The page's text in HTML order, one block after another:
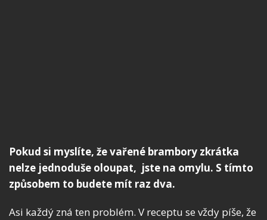
Pokud si myslíte, že vařené brambory zkrátka
nelze jednoduše oloupat, jste na omylu. S tímto
způsobem to budete mít raz dva.
Asi každý zná ten problém. V receptu se vždy píše, že